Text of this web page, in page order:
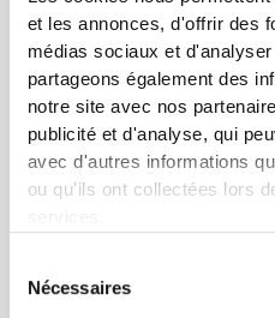
et les annonces, d'offrir des
médias sociaux et
partageons également des
notre site avec nos
publicité et d'analyse, qui
avec d'autres informations
ou qu'ils ont collectées lors
Nécessaires
MATÉRIAU
Conserve tout type
adaptées au